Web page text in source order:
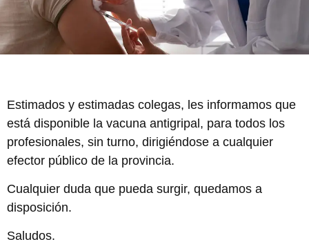
Estimados y estimadas colegas, les informamos que
está disponible la vacuna antigripal, para todos los
profesionales, sin turno, dirigiéndose a cualquier
efector público de la provincia.
Cualquier duda que pueda surgir, quedamos a
disposición.
Saludos.